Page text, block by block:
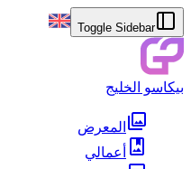
Toggle Sidebar
بيكاسو الخليج
المعرض
أعمالي